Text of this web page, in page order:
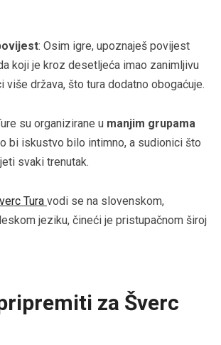
: Osim igre, upoznaješ povijest
koji je kroz desetljeća imao zanimljivu
više država, što tura dodatno obogaćuje.
su organizirane u manjim grupama
bi iskustvo bilo intimno, a sudionici što
svaki trenutak.
Tura vodi se na slovenskom,
jeziku, čineći je pristupačnom široj
za Šverc